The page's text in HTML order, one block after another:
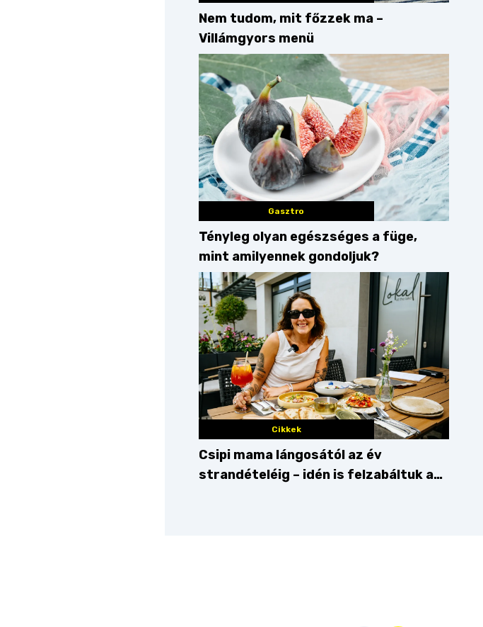
Nem tudom, mit főzzek ma –
Villámgyors menü
Gasztro
Tényleg olyan egészséges a füge,
mint amilyennek gondoljuk?
Cikkek
Csipi mama lángosától az év
strandételéig – idén is felzabáltuk a